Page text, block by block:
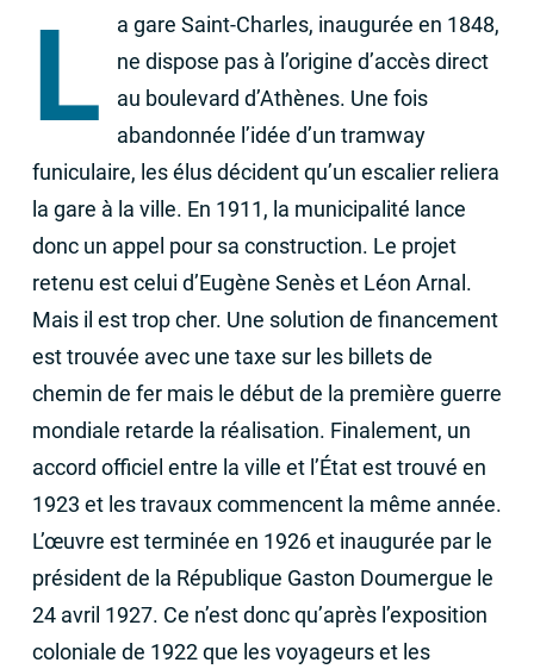
L
a gare Saint-Charles, inaugurée en 1848,
ne dispose pas à l’origine d’accès direct
au boulevard d’Athènes. Une fois
abandonnée l’idée d’un tramway
funiculaire, les élus décident qu’un escalier reliera
la gare à la ville. En 1911, la municipalité lance
donc un appel pour sa construction. Le projet
retenu est celui d’Eugène Senès et Léon Arnal.
Mais il est trop cher. Une solution de financement
est trouvée avec une taxe sur les billets de
chemin de fer mais le début de la première guerre
mondiale retarde la réalisation. Finalement, un
accord officiel entre la ville et l’État est trouvé en
1923 et les travaux commencent la même année.
L’œuvre est terminée en 1926 et inaugurée par le
président de la République Gaston Doumergue le
24 avril 1927. Ce n’est donc qu’après l’exposition
coloniale de 1922 que les voyageurs et les